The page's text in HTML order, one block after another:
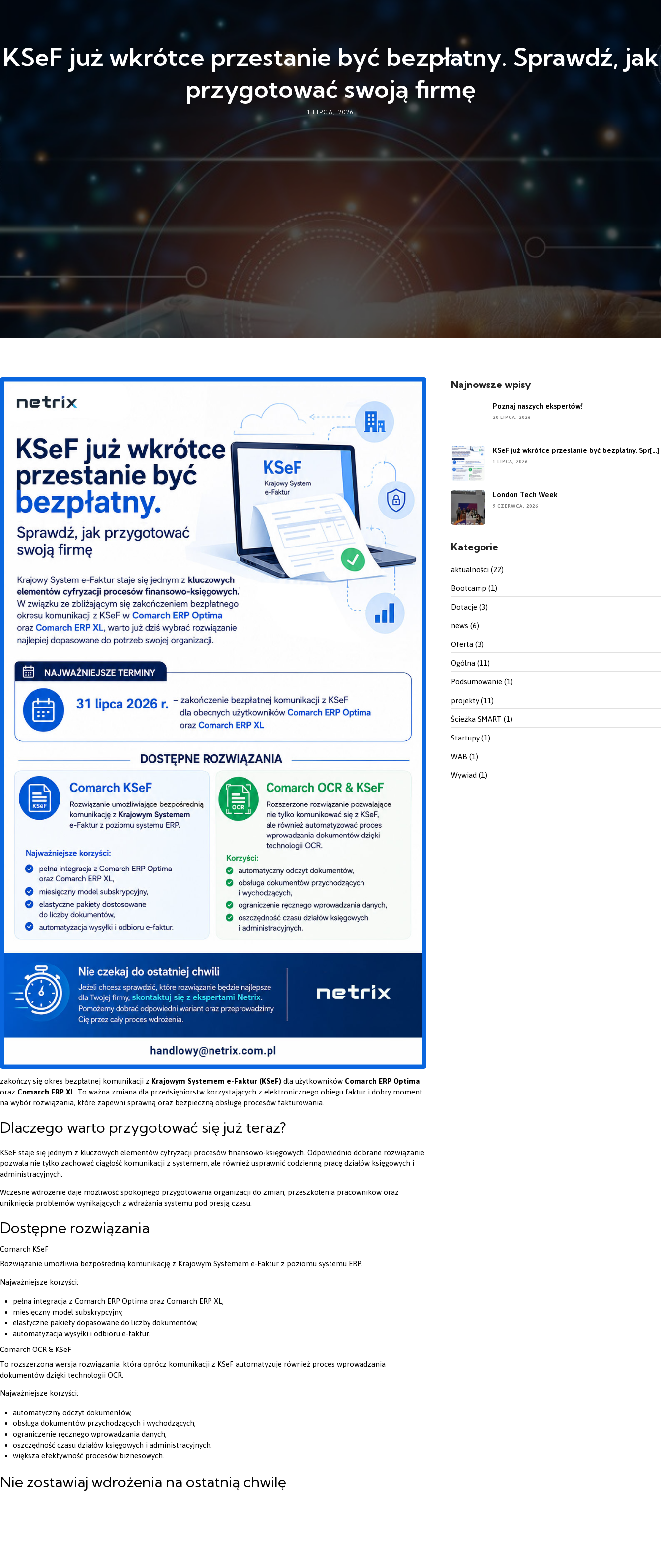
KSeF już wkrótce przestanie być bezpłatny. Sprawdź, jak
przygotować swoją firmę
1 LIPCA, 2026
zakończy się okres bezpłatnej komunikacji z Krajowym Systemem e-Faktur (KSeF) dla użytkowników Comarch ERP Optima
oraz Comarch ERP XL . To ważna zmiana dla przedsiębiorstw korzystających z elektronicznego obiegu faktur i dobry moment
na wybór rozwiązania, które zapewni sprawną oraz bezpieczną obsługę procesów fakturowania.
Dlaczego warto przygotować się już teraz?
KSeF staje się jednym z kluczowych elementów cyfryzacji procesów finansowo-księgowych. Odpowiednio dobrane rozwiązanie
pozwala nie tylko zachować ciągłość komunikacji z systemem, ale również usprawnić codzienną pracę działów księgowych i
administracyjnych.
Wczesne wdrożenie daje możliwość spokojnego przygotowania organizacji do zmian, przeszkolenia pracowników oraz
uniknięcia problemów wynikających z wdrażania systemu pod presją czasu.
Dostępne rozwiązania
Comarch KSeF
Rozwiązanie umożliwia bezpośrednią komunikację z Krajowym Systemem e-Faktur z poziomu systemu ERP.
Najważniejsze korzyści:
pełna integracja z Comarch ERP Optima oraz Comarch ERP XL,
miesięczny model subskrypcyjny,
elastyczne pakiety dopasowane do liczby dokumentów,
automatyzacja wysyłki i odbioru e-faktur.
Comarch OCR & KSeF
To rozszerzona wersja rozwiązania, która oprócz komunikacji z KSeF automatyzuje również proces wprowadzania
dokumentów dzięki technologii OCR.
Najważniejsze korzyści:
automatyczny odczyt dokumentów,
obsługa dokumentów przychodzących i wychodzących,
ograniczenie ręcznego wprowadzania danych,
oszczędność czasu działów księgowych i administracyjnych,
większa efektywność procesów biznesowych.
Nie zostawiaj wdrożenia na ostatnią chwilę
Najnowsze wpisy
Poznaj naszych ekspertów!
20 LIPCA, 2026
KSeF już wkrótce przestanie być bezpłatny. Spr[...]
1 LIPCA, 2026
London Tech Week
9 CZERWCA, 2026
Kategorie
aktualności (22)
Bootcamp (1)
Dotacje (3)
news (6)
Oferta (3)
Ogólna (11)
Podsumowanie (1)
projekty (11)
Ścieżka SMART (1)
Startupy (1)
WAB (1)
Wywiad (1)